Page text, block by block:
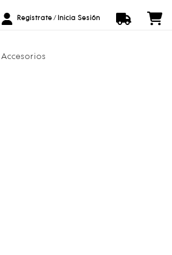
Registrate /Inicia Sesión
Accesorios